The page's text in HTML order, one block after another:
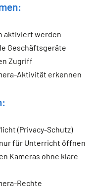
aktiviert werden
Geschäftsgeräte
Zugriff
Aktivität erkennen
(Privacy-Schutz)
für Unterricht öffnen
Kameras ohne klare
Rechte